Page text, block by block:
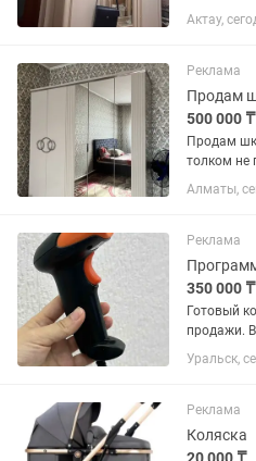
Актау,
Реклама
500 000 ₸
Продам
толком не
без
Алматы,
Реклама
350 000 ₸
Готовый
продажи.
моноблок
всё в
руки....
Уральск,
Реклама
Коляска